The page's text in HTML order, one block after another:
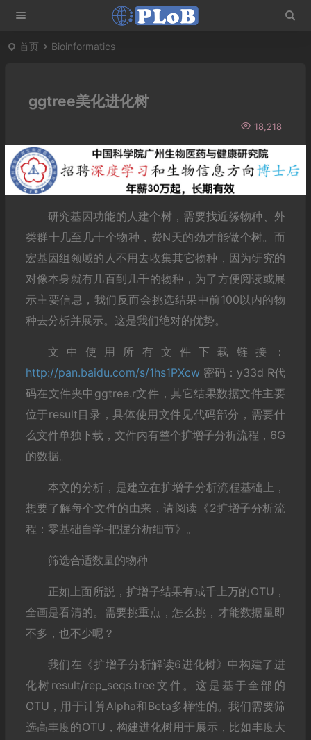
首页 Bioinformatics
ggtree美化进化树
18,218
研究基因功能的人建个树，需要找近缘物种、外
类群十几至几十个物种，费N天的劲才能做个树。而
宏基因组领域的人不用去收集其它物种，因为研究的
对像本身就有几百到几千的物种，为了方便阅读或展
示主要信息，我们反而会挑选结果中前100以内的物
种去分析并展示。这是我们绝对的优势。
文中使用所有文件下载链接：
http://pan.baidu.com/s/1hs1PXcw密码：y33d R代
码在文件夹中ggtree.r文件，其它结果数据文件主要
位于result目录，具体使用文件见代码部分，需要什
么文件单独下载，文件内有整个扩增子分析流程，6G
的数据。
本文的分析，是建立在扩增子分析流程基础上，
想要了解每个文件的由来，请阅读《2扩增子分析流
程：零基础自学-把握分析细节》。
筛选合适数量的物种
正如上面所説，扩增子结果有成千上万的OTU，
全画是看清的。需要挑重点，怎么挑，才能数据量即
不多，也不少呢？
我们在《扩增子分析解读6进化树》中构建了进
化树result/rep_seqs.tree文件。这是基于全部的
OTU，用于计算Alpha和Beta多样性的。我们需要筛
选高丰度的OTU，构建进化树用于展示，比如丰度大